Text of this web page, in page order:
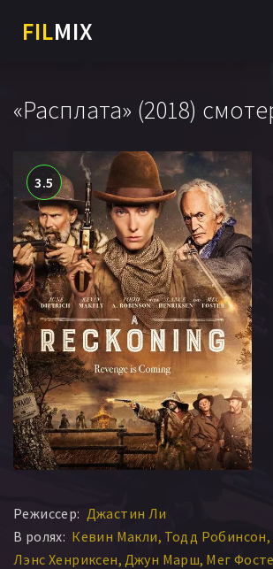
FILMIX
«Расплата» (2018)
3.5
Режиссер: Джастин Ли
В ролях: Кевин Макли Тодд Робинсон
Лэнс Хенриксен Джун Марш Мег